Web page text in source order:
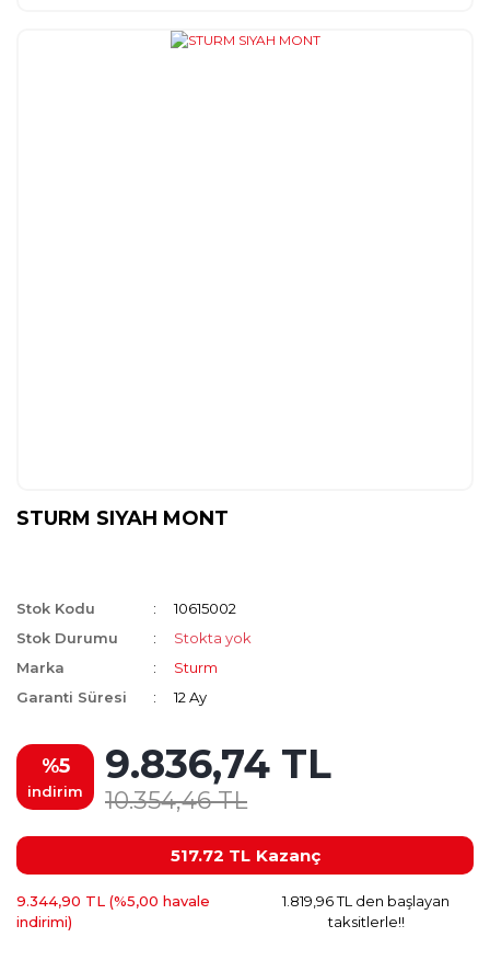
STURM SIYAH MONT
Stok Kodu
10615002
Stok Durumu
Stokta yok
Marka
Sturm
Garanti Süresi
12 Ay
%5
indirim
9.836,74 TL
10.354,46 TL
517.72 TL Kazanç
9.344,90 TL (%5,00 havale
indirimi)
1.819,96 TL den başlayan
taksitlerle!!